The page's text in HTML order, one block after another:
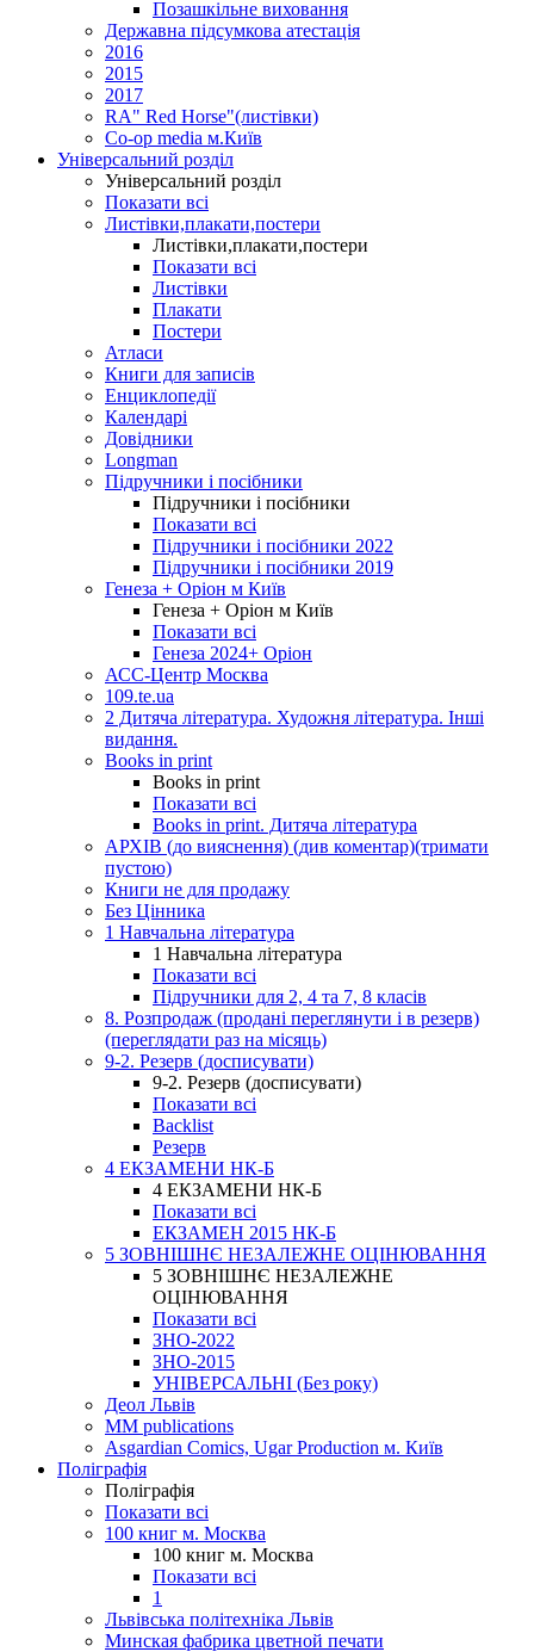
Позашкільне виховання
Державна підсумкова атестація
2016
2015
2017
RA" Red Horse"(листівки)
Co-op media м.Київ
Універсальний розділ
Універсальний розділ
Показати всі
Листівки,плакати,постери
Листівки,плакати,постери
Показати всі
Листівки
Плакати
Постери
Атласи
Книги для записів
Енциклопедії
Календарі
Довідники
Longman
Підручники і посібники
Підручники і посібники
Показати всі
Підручники і посібники 2022
Підручники і посібники 2019
Генеза + Оріон м Київ
Генеза + Оріон м Київ
Показати всі
Генеза 2024+ Оріон
АСС-Центр Москва
109.te.ua
2 Дитяча література. Художня література. Інші
видання.
Books in print
Books in print
Показати всі
Books in print. Дитяча література
АРХІВ (до вияснення) (див коментар)(тримати
пустою)
Книги не для продажу
Без Цінника
1 Навчальна література
1 Навчальна література
Показати всі
Підручники для 2, 4 та 7, 8 класів
8. Розпродаж (продані переглянути і в резерв)
(переглядати раз на місяць)
9-2. Резерв (досписувати)
9-2. Резерв (досписувати)
Показати всі
Backlist
Резерв
4 ЕКЗАМЕНИ НК-Б
4 ЕКЗАМЕНИ НК-Б
Показати всі
ЕКЗАМЕН 2015 НК-Б
5 ЗОВНІШНЄ НЕЗАЛЕЖНЕ ОЦІНЮВАННЯ
5 ЗОВНІШНЄ НЕЗАЛЕЖНЕ
ОЦІНЮВАННЯ
Показати всі
ЗНО-2022
ЗНО-2015
УНІВЕРСАЛЬНІ (Без року)
Деол Львів
MM publications
Asgardian Comics, Ugar Production м. Київ
Поліграфія
Поліграфія
Показати всі
100 книг м. Москва
100 книг м. Москва
Показати всі
1
Львівська політехніка Львів
Минская фабрика цветной печати